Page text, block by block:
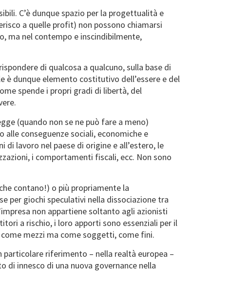
C’è dunque spazio per la progettualità e
a quelle profit) non possono chiamarsi
ma nel contempo e inscindibilmente,
di qualcosa a qualcuno, sulla base di
dunque elemento costitutivo dell’essere e del
spende i propri gradi di libertà, del
(quando non se ne può fare a meno)
conseguenze sociali, economiche e
lavoro nel paese di origine e all’estero, le
i comportamenti fiscali, ecc. Non sono
contano!) o più propriamente la
per giochi speculativi nella dissociazione tra
non appartiene soltanto agli azionisti
a rischio, i loro apporti sono essenziali per il
mezzi ma come soggetti, come fini.
particolare riferimento – nella realtà europea –
innesco di una nuova governance nella